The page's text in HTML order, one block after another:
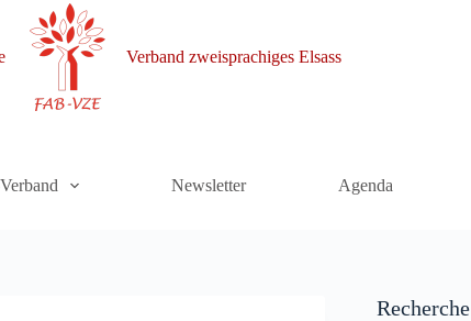
Verband zweisprachiges Elsass
Newsletter Agenda
Recherche